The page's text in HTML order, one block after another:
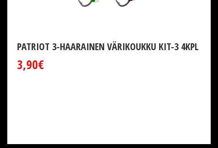
PATRIOT 3-HAARAINEN VÄRIKOUKKU KIT-3 4KPL
3,90€